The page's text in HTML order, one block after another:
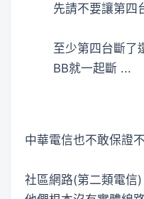
先請不要讓第四
至少第四台斷了
BB就一起斷 ...
中華電信也不敢保證
社區網路(第二類電信